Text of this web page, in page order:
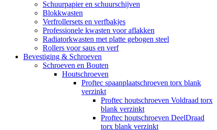
Schuurpapier en schuurschijven
Blokkwasten
Verfrollersets en verfbakjes
Professionele kwasten voor aflakken
Radiatorkwasten met platte gebogen steel
Rollers voor saus en verf
Bevestiging & Schroeven
Schroeven en Bouten
Houtschroeven
Proftec spaanplaatschroeven torx blank
verzinkt
Proftec houtschroeven Voldraad torx
blank verzinkt
Proftec houtschroeven DeelDraad
torx blank verzinkt